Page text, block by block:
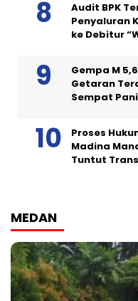
Audit BPK
Penyaluran
ke Debitur
Gempa M
Getaran
Sempat
Proses
Madina
Tuntut
MEDAN